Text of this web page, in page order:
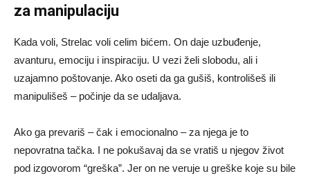
za manipulaciju
Kada voli, Strelac voli celim bićem. On daje uzbuđenje,
avanturu, emociju i inspiraciju. U vezi želi slobodu, ali i
uzajamno poštovanje. Ako oseti da ga gušiš, kontrolišeš ili
manipulišeš – počinje da se udaljava.
Ako ga prevariš – čak i emocionalno – za njega je to
nepovratna tačka. I ne pokušavaj da se vratiš u njegov život
pod izgovorom “greška”. Jer on ne veruje u greške koje su bile